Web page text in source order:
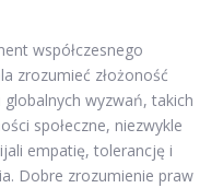
współczesnego
zrozumieć złożoność
wyzwań, takich
społeczne, niezwykle
empatię, tolerancję i
Dobre zrozumienie praw